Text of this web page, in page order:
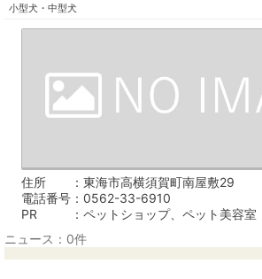
小型犬・中型犬
住所
東海市高横須賀町南屋敷29
電話番号
0562-33-6910
PR
ペットショップ、ペット美容室
ニュース：0件